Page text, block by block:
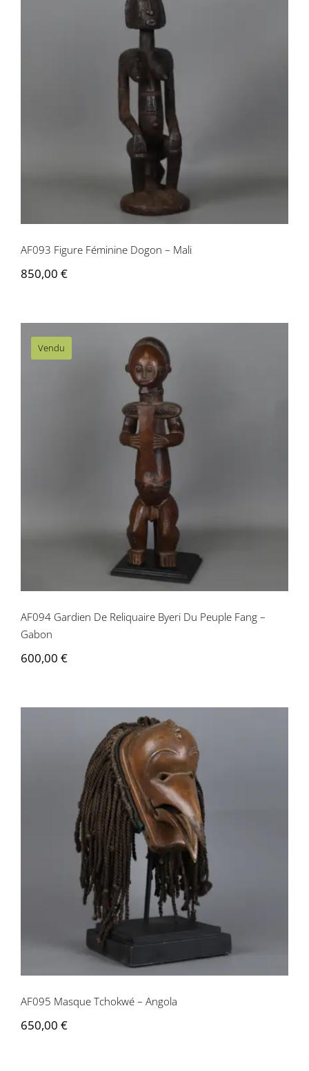
AF093 Figure Féminine Dogon – Mali
AF093 Figure Féminine Dogon – Mali
850,00 €
Vendu
AF094 Gardien De Reliquaire Byeri Du
Peuple Fang – Gabon
AF094 Gardien De Reliquaire Byeri Du Peuple Fang –
Gabon
600,00 €
AF095 Masque Tchokwé – Angola
AF095 Masque Tchokwé – Angola
650,00 €